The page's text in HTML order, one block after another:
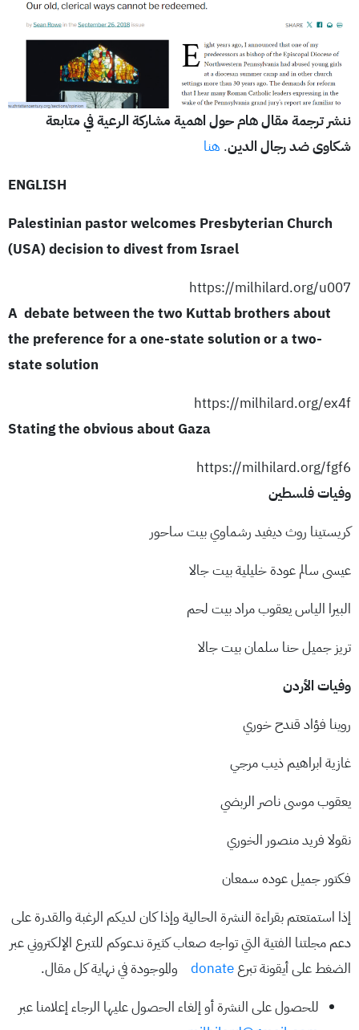
ننشر ترجمة مقال هام حول اهمية مشاركة الرعية في متابعة
شكاوى ضد رجال الدين. هنا
ENGLISH
Palestinian pastor welcomes Presbyterian Church
(USA) decision to divest from Israel
https://milhilard.org/u007
A debate between the two Kuttab brothers about
the preference for a one-state solution or a two-
state solution
https://milhilard.org/ex4f
Stating the obvious about Gaza
https://milhilard.org/fgf6
وفيات فلسطين
كريستينا روث ديفيد رشماوي بيت ساحور
عيسى سالم عودة خليلية بيت جالا
البيرا الياس يعقوب مراد بيت لحم
تريز جميل حنا سلمان بيت جالا
وفيات الأردن
روينا فؤاد قندح خوري
غازية ابراهيم ذيب مرجي
يعقوب موسى ناصر الربضي
نقولا فريد منصور الخوري
فكتور جميل عوده سمعان
إذا استمتعتم بقراءة النشرة الحالية وإذا كان لديكم الرغبة والقدرة على
دعم مجلتنا الفتية التي تواجه صعاب كثيرة ندعوكم للتبرع الإلكتروني عبر
الضغط على أيقونة تبرعdonate والموجودة في نهاية كل مقال.
للحصول على النشرة أو إلغاء الحصول عليها الرجاء إعلامنا عبر